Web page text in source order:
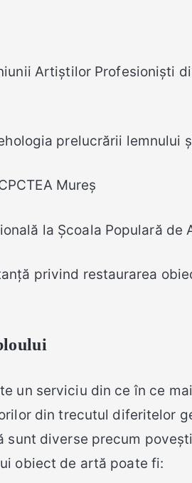
Artiștilor Profesioniști
prelucrării lemnului
Mureș
la Școala Populară de
privind restaurarea
un serviciu din ce în ce
din trecutul diferitelor
sunt diverse precum
obiect de artă poate fi: